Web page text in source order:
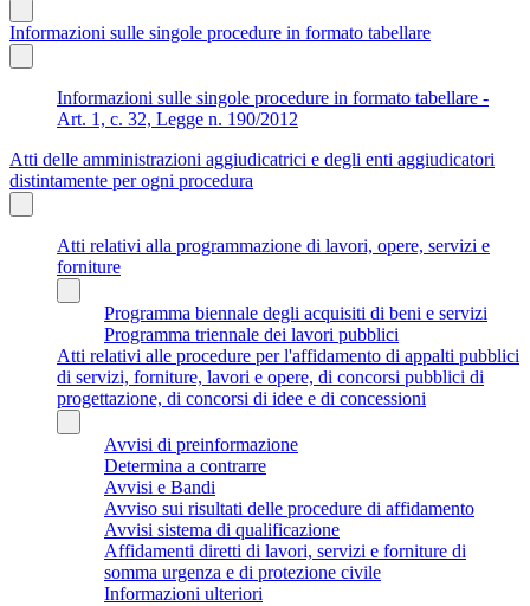
Informazioni sulle singole procedure in formato tabellare
Informazioni sulle singole procedure in formato tabellare -
Art. 1, c. 32, Legge n. 190/2012
Atti delle amministrazioni aggiudicatrici e degli enti aggiudicatori
distintamente per ogni procedura
Atti relativi alla programmazione di lavori, opere, servizi e
forniture
Programma biennale degli acquisiti di beni e servizi
Programma triennale dei lavori pubblici
Atti relativi alle procedure per l'affidamento di appalti pubblici
di servizi, forniture, lavori e opere, di concorsi pubblici di
progettazione, di concorsi di idee e di concessioni
Avvisi di preinformazione
Determina a contrarre
Avvisi e Bandi
Avviso sui risultati delle procedure di affidamento
Avvisi sistema di qualificazione
Affidamenti diretti di lavori, servizi e forniture di
somma urgenza e di protezione civile
Informazioni ulteriori